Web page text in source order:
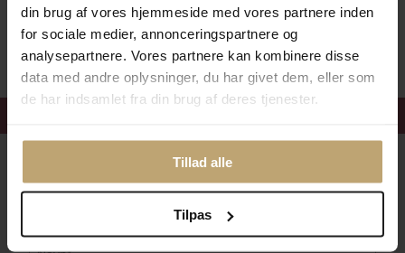
din brug af vores hjemmeside med vores partnere inden
for sociale medier, annonceringspartnere og
analysepartnere. Vores partnere kan kombinere disse
data med andre oplysninger, du har givet dem, eller som
de har indsamlet fra din brug af deres tjenester.
Tillad alle
Tilpas
Sikker Og Tryg E-Handel
Følg med i vores nyhedsbrev
Læs mere her